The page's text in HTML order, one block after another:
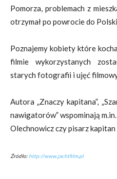
Pomorza, problemach z
otrzymał po powrocie do
Poznajemy kobiety które
filmie wykorzystanych
starych fotografii i ujęć
Autora „Znaczy kapitana”,
nawigatorów” wspominają
Olechnowicz czy pisarz kapitan
Źródło: http://www.jachtfilm.pl